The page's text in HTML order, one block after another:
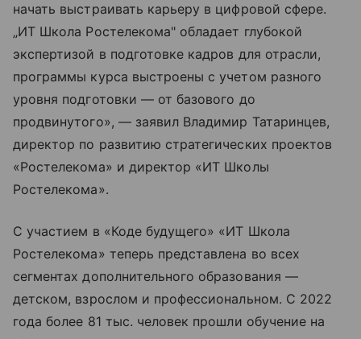
начать выстраивать карьеру в цифровой сфере.
„ИТ Школа Ростелекома" обладает глубокой
экспертизой в подготовке кадров для отрасли,
программы курса выстроены с учетом разного
уровня подготовки — от базового до
продвинутого», — заявил Владимир Татаринцев,
директор по развитию стратегических проектов
«Ростелекома» и директор «ИТ Школы
Ростелекома».
С участием в «Коде будущего» «ИТ Школа
Ростелекома» теперь представлена во всех
сегментах дополнительного образования —
детском, взрослом и профессиональном. С 2022
года более 81 тыс. человек прошли обучение на